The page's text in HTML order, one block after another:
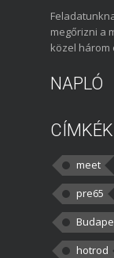
megőrizni a
közel három
NAPLÓ
CÍMKÉK
meet
pre65
hotrod